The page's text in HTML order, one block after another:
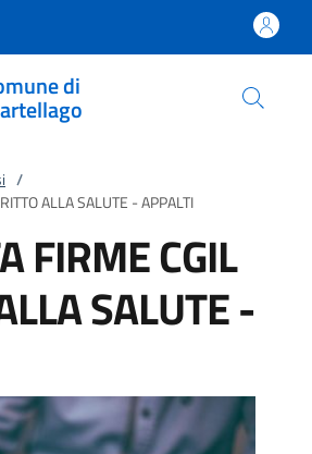
di
/
ALLA SALUTE - APPALTI
FIRME CGIL
SALUTE -